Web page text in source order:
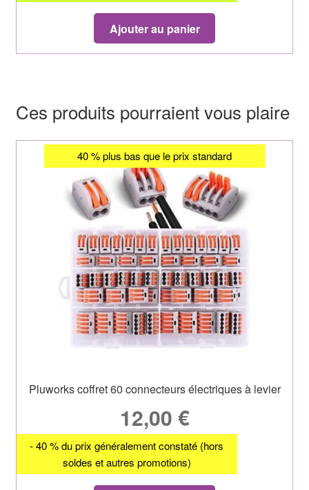
Ajouter au panier
Ces produits pourraient vous plaire
40 % plus bas que le prix standard
Pluworks coffret 60 connecteurs électriques à levier
12,00 €
- 40 % du prix généralement constaté (hors
soldes et autres promotions)